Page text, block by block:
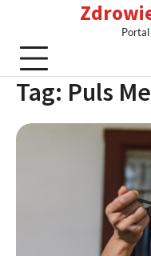
content
Tag: Puls